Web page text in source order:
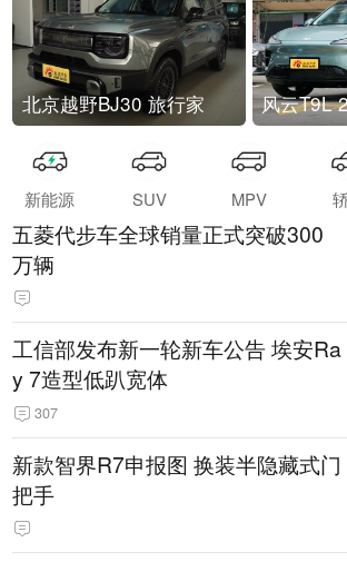
北京越野BJ30 旅行家 风云T9L
新能源 SUV MPV
五菱代步车全球销量正式突破300
万辆
工信部发布新一轮新车公告 埃安Ra
y 7造型低趴宽体
307
新款智界R7申报图 换装半隐藏式门
把手